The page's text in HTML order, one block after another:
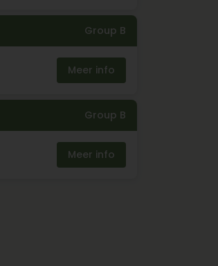
Group B
Meer info
Group B
Meer info